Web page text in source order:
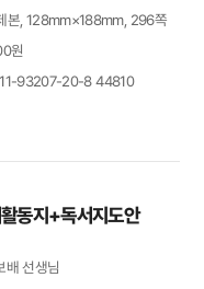
본, 128mm×188mm, 296쪽
원
93207-20-8 44810
동지+독서지도안
배 선생님